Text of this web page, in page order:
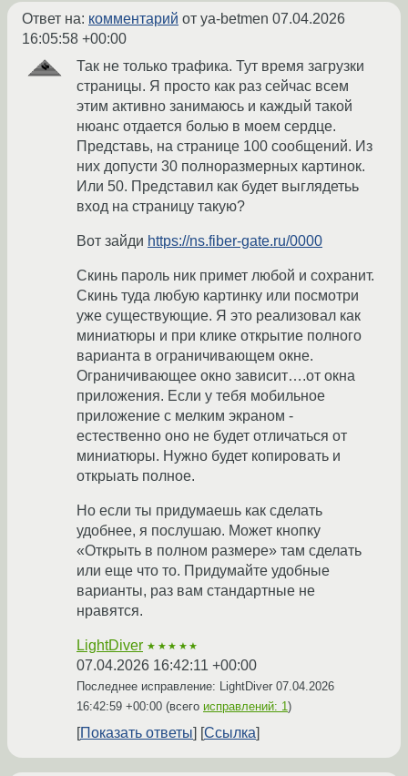
Ответ на: комментарий от ya-betmen 07.04.2026
16:05:58 +00:00
Так не только трафика. Тут время загрузки
страницы. Я просто как раз сейчас всем
этим активно занимаюсь и каждый такой
нюанс отдается болью в моем сердце.
Представь, на странице 100 сообщений. Из
них допусти 30 полноразмерных картинок.
Или 50. Представил как будет выглядетьь
вход на страницу такую?
Вот зайди https://ns.fiber-gate.ru/0000
Скинь пароль ник примет любой и сохранит.
Скинь туда любую картинку или посмотри
уже существующие. Я это реализовал как
миниатюры и при клике открытие полного
варианта в ограничивающем окне.
Ограничивающее окно зависит….от окна
приложения. Если у тебя мобильное
приложение с мелким экраном -
естественно оно не будет отличаться от
миниатюры. Нужно будет копировать и
открыать полное.
Но если ты придумаешь как сделать
удобнее, я послушаю. Может кнопку
«Открыть в полном размере» там сделать
или еще что то. Придумайте удобные
варианты, раз вам стандартные не
нравятся.
LightDiver ★★★★★
07.04.2026 16:42:11 +00:00
Последнее исправление: LightDiver 07.04.2026
16:42:59 +00:00 (всего исправлений: 1)
Показать ответы Ссылка